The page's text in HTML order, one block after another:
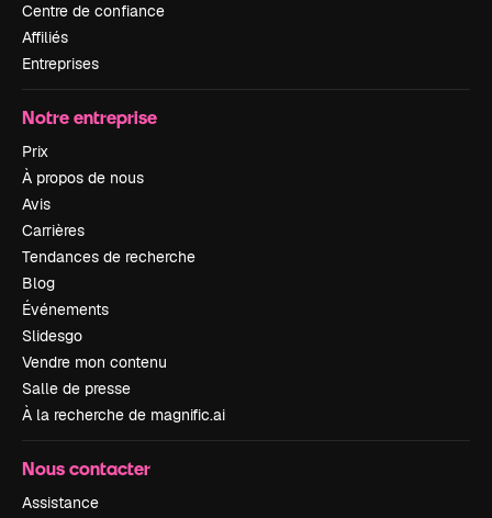
Centre de confiance
Affiliés
Entreprises
Notre entreprise
Prix
À propos de nous
Avis
Carrières
Tendances de recherche
Blog
Événements
Slidesgo
Vendre mon contenu
Salle de presse
À la recherche de magnific.ai
Nous contacter
Assistance